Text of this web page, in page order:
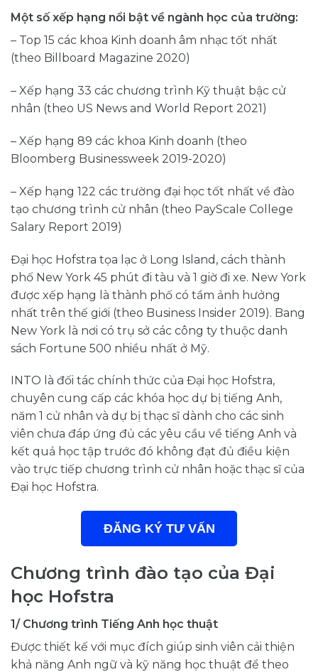
Một số xếp hạng nổi bật về ngành học của trường:
– Top 15 các khoa Kinh doanh âm nhạc tốt nhất
(theo Billboard Magazine 2020)
– Xếp hạng 33 các chương trình Kỹ thuật bậc cử
nhân (theo US News and World Report 2021)
– Xếp hạng 89 các khoa Kinh doanh (theo
Bloomberg Businessweek 2019-2020)
– Xếp hạng 122 các trường đại học tốt nhất về đào
tạo chương trình cử nhân (theo PayScale College
Salary Report 2019)
Đại học Hofstra tọa lạc ở Long Island, cách thành
phố New York 45 phút đi tàu và 1 giờ đi xe. New York
được xếp hạng là thành phố có tầm ảnh hưởng
nhất trên thế giới (theo Business Insider 2019). Bang
New York là nơi có trụ sở các công ty thuộc danh
sách Fortune 500 nhiều nhất ở Mỹ.
INTO là đối tác chính thức của Đại học Hofstra,
chuyên cung cấp các khóa học dự bị tiếng Anh,
năm 1 cử nhân và dự bị thạc sĩ dành cho các sinh
viên chưa đáp ứng đủ các yêu cầu về tiếng Anh và
kết quả học tập trước đó không đạt đủ điều kiện
vào trực tiếp chương trình cử nhân hoặc thạc sĩ của
Đại học Hofstra.
ĐĂNG KÝ TƯ VẤN
Chương trình đào tạo của Đại
học Hofstra
1/ Chương trình Tiếng Anh học thuật
Được thiết kế với mục đích giúp sinh viên cải thiện
khả năng Anh ngữ và kỹ năng học thuật để theo